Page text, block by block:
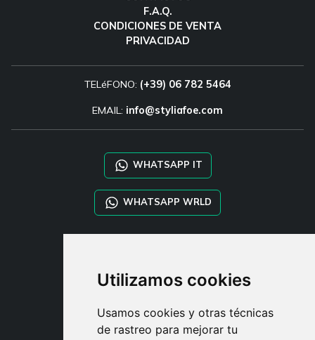
Utilizamos cookies
Usamos cookies y otras técnicas
de rastreo para mejorar tu
F.A.Q.
CONDICIONES DE VENTA
PRIVACIDAD
TELéFONO: (+39) 06 782 5464
EMAIL: info@styliafoe.com
WHATSAPP IT
WHATSAPP WRLD
TAYLOR MADE ORDERS
USUARIO